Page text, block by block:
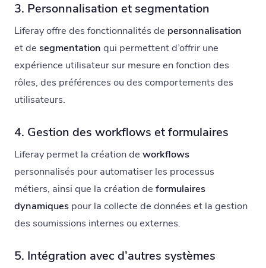
3. Personnalisation et segmentation
Liferay offre des fonctionnalités de personnalisation
et de segmentation qui permettent d’offrir une
expérience utilisateur sur mesure en fonction des
rôles, des préférences ou des comportements des
utilisateurs.
4. Gestion des workflows et formulaires
Liferay permet la création de workflows
personnalisés pour automatiser les processus
métiers, ainsi que la création de formulaires
dynamiques pour la collecte de données et la gestion
des soumissions internes ou externes.
5. Intégration avec d’autres systèmes